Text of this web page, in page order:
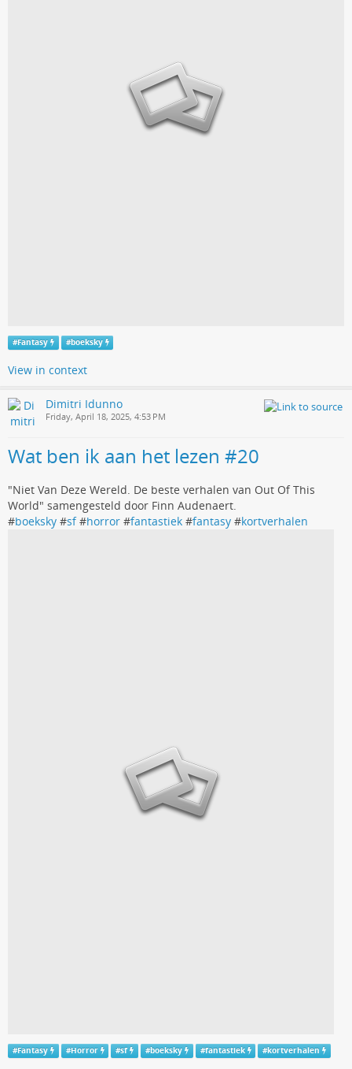
#Fantasy #boeksky
View in context
Dimitri Idunno
Friday, April 18, 2025, 4:53 PM
Wat ben ik aan het lezen #20
"Niet Van Deze Wereld. De beste verhalen van Out Of This
World" samengesteld door Finn Audenaert.
#boeksky #sf#horror #fantastiek #fantasy #kortverhalen
#Fantasy #Horror #sf #boeksky #fantastiek #kortverhalen